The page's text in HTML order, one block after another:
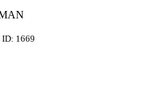
ID: 1669